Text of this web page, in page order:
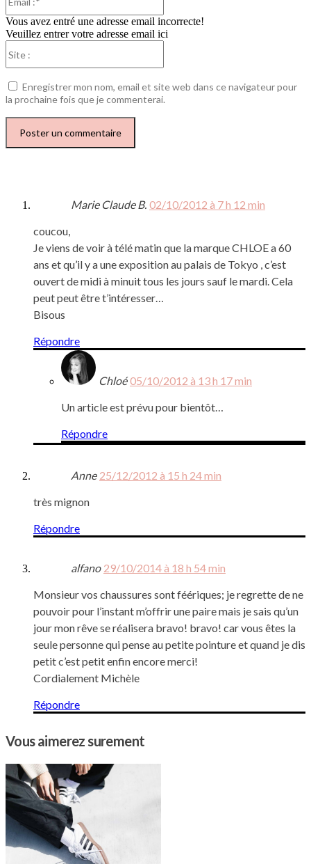
Marie Claude B. 02/10/2012 à 7 h 12 min
coucou,
Je viens de voir à télé matin que la marque CHLOE a 60
ans et qu’il y a une exposition au palais de Tokyo , c’est
ouvert de midi à minuit tous les jours sauf le mardi. Cela
peut peut être t’intéresser…
Bisous
Répondre
Chloé 05/10/2012 à 13 h 17 min
Un article est prévu pour bientôt…
Répondre
Anne 25/12/2012 à 15 h 24 min
très mignon
Répondre
alfano 29/10/2014 à 18 h 54 min
Monsieur vos chaussures sont féériques; je regrette de ne
pouvoir pour l’instant m’offrir une paire mais je sais qu’un
jour mon rêve se réalisera bravo! bravo! car vous êtes la
seule personne qui pense au petite pointure et quand je dis
petit c’est petit enfin encore merci!
Cordialement Michèle
Répondre
Vous avez entré une adresse email incorrecte!
Veuillez entrer votre adresse email ici
Enregistrer mon nom, email et site web dans ce navigateur pour
la prochaine fois que je commenterai.
Vous aimerez surement